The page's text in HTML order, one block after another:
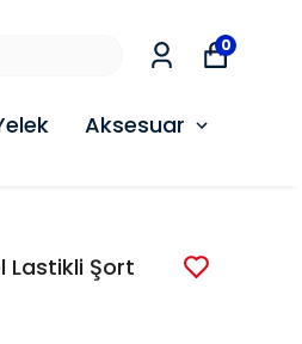
Aksesuar
0
Lastikli Şort